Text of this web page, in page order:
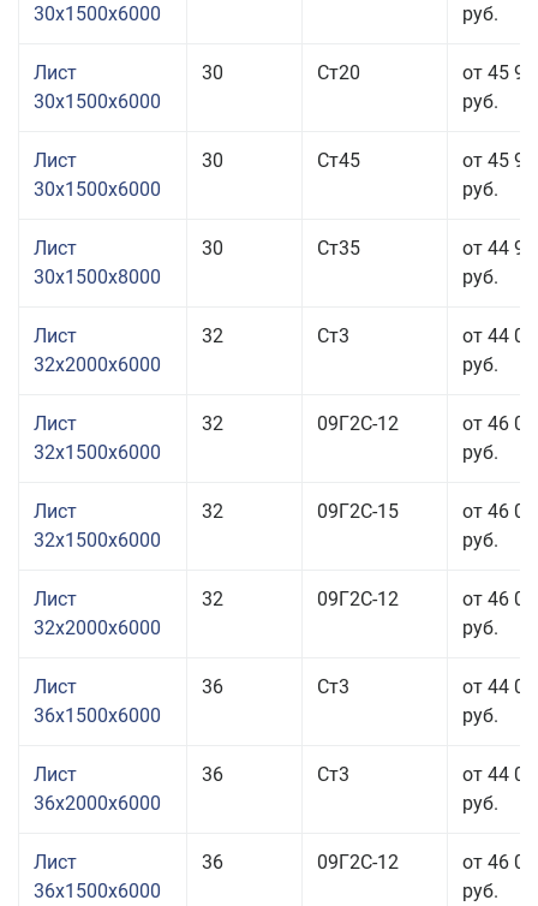
30x1500x6000
руб.
Лист
30x1500x6000
30 Ст20
от 45
руб.
Лист
30x1500x6000
30 Ст45
от 45
руб.
Лист
30x1500x8000
30 Ст35
от 44
руб.
Лист
32x2000x6000
32 Ст3
от 44
руб.
Лист
32x1500x6000
32 09Г2С-12
от 46
руб.
Лист
32x1500x6000
32 09Г2С-15
от 46
руб.
Лист
32x2000x6000
32 09Г2С-12
от 46
руб.
Лист
36x1500x6000
36 Ст3
от 44
руб.
Лист
36x2000x6000
36 Ст3
от 44
руб.
Лист
36x1500x6000
36 09Г2С-12
от 46
руб.